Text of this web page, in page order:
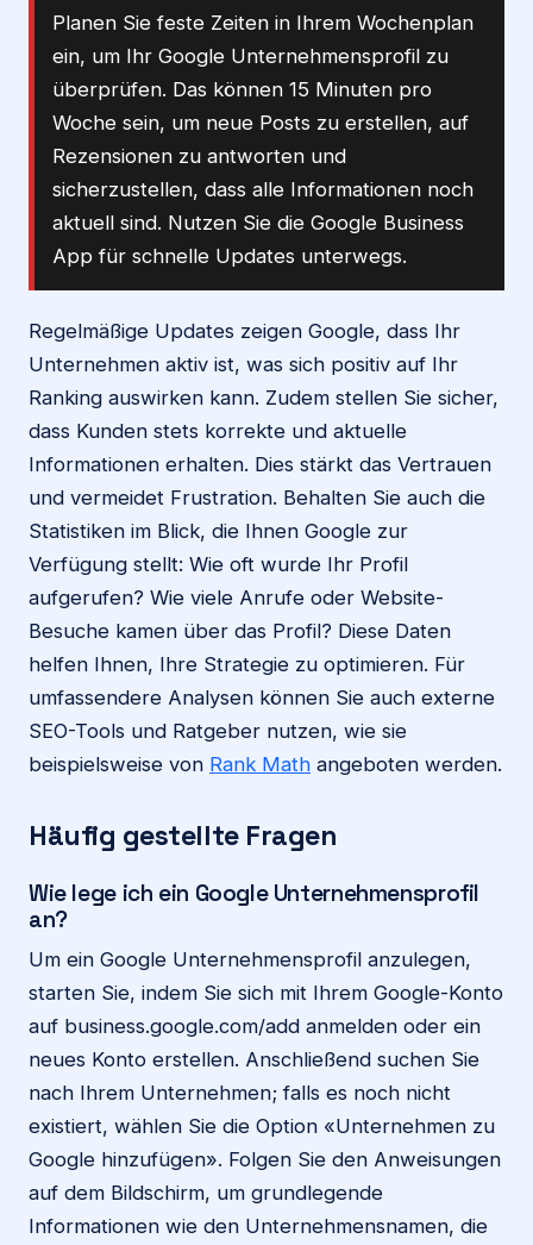
Planen Sie feste Zeiten in Ihrem Wochenplan
ein, um Ihr Google Unternehmensprofil zu
überprüfen. Das können 15 Minuten pro
Woche sein, um neue Posts zu erstellen, auf
Rezensionen zu antworten und
sicherzustellen, dass alle Informationen noch
aktuell sind. Nutzen Sie die Google Business
App für schnelle Updates unterwegs.
Regelmäßige Updates zeigen Google, dass Ihr
Unternehmen aktiv ist, was sich positiv auf Ihr
Ranking auswirken kann. Zudem stellen Sie sicher,
dass Kunden stets korrekte und aktuelle
Informationen erhalten. Dies stärkt das Vertrauen
und vermeidet Frustration. Behalten Sie auch die
Statistiken im Blick, die Ihnen Google zur
Verfügung stellt: Wie oft wurde Ihr Profil
aufgerufen? Wie viele Anrufe oder Website-
Besuche kamen über das Profil? Diese Daten
helfen Ihnen, Ihre Strategie zu optimieren. Für
umfassendere Analysen können Sie auch externe
SEO-Tools und Ratgeber nutzen, wie sie
beispielsweise von Rank Math angeboten werden.
Häufig gestellte Fragen
Wie lege ich ein Google Unternehmensprofil
an?
Um ein Google Unternehmensprofil anzulegen,
starten Sie, indem Sie sich mit Ihrem Google-Konto
auf business.google.com/add anmelden oder ein
neues Konto erstellen. Anschließend suchen Sie
nach Ihrem Unternehmen; falls es noch nicht
existiert, wählen Sie die Option «Unternehmen zu
Google hinzufügen». Folgen Sie den Anweisungen
auf dem Bildschirm, um grundlegende
Informationen wie den Unternehmensnamen, die